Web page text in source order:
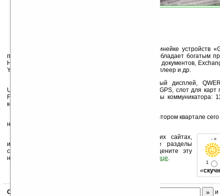
Покетофон принадлежит к фирменной эко-линейке устройств
позиционируется как бизнес-устройство и потому обладает богатым
Некоторое из ПО: Microsoft Office, просмотрщик PDF документов,
YouTube, Skype, Windows Live, Twitter, Ericsson медиаплеер и др.
Aspen имеет 2,4-дюймовый QVGA сенсорный дисплей,
UMTS/HSPA сетей, WiFi, Bluetooth, 3,2 Мп камеру, A-GPS, слот для
FM радио и 3.5мм разъём для наушников. Размеры коммуникатора:
корпуса — серебряный и чёрный.
Искать Sony Ericsson Aspen надо начинать во втором квартале
начиная с какого региона, пока неизвестно.
- «
1
«
Устанавливайте линк на Ладошки на своих сайтах,
изучайте коммерческую информацию, посещайте разделы
сайта (форум, чат, новости, файлы, прочие). Оцените эту
новость и оставьте свой комментарий
ниже на странице.
Скоро
и